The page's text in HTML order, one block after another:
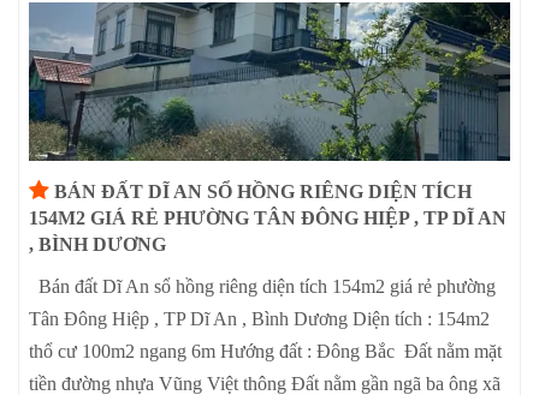
BÁN ĐẤT DĨ AN SỔ HỒNG RIÊNG DIỆN TÍCH
154M2 GIÁ RẺ PHƯỜNG TÂN ĐÔNG HIỆP , TP DĨ AN
, BÌNH DƯƠNG
Bán đất Dĩ An sổ hồng riêng diện tích 154m2 giá rẻ phường
Tân Đông Hiệp , TP Dĩ An , Bình Dương Diện tích : 154m2
thổ cư 100m2 ngang 6m Hướng đất : Đông Bắc Đất nằm mặt
tiền đường nhựa Vũng Việt thông Đất nằm gần ngã ba ông xã